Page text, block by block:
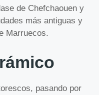
de Chefchaouen y
más antiguas y
Marruecos.
pasando por